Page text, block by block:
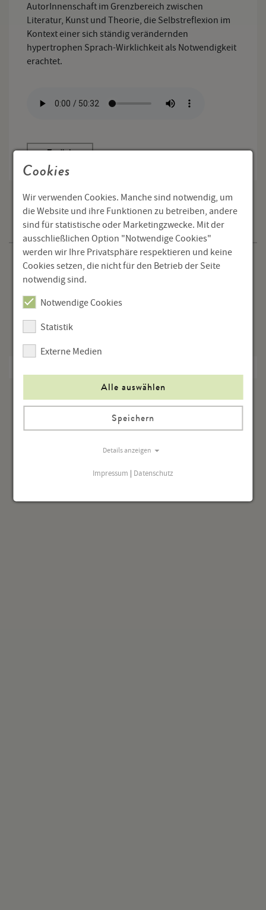
AutorInnenschaft im Grenzbereich zwischen
Literatur, Kunst und Theorie, die Selbstreflexion im
Kontext einer sich ständig verändernden
hypertrophen Sprach-Wirklichkeit als Notwendigkeit
erachtet.
Programm
Veranstaltungen
Ausstellungen
Home Viewing
Kafkas letzte Tage - Podcast
Cookies
Wir verwenden Cookies. Manche sind notwendig, um
die Website und ihre Funktionen zu betreiben, andere
sind für statistische oder Marketingzwecke. Mit der
ausschließlichen Option "Notwendige Cookies"
werden wir Ihre Privatsphäre respektieren und keine
Cookies setzen, die nicht für den Betrieb der Seite
notwendig sind.
Notwendige Cookies
Statistik
Externe Medien
Alle auswählen
Speichern
Details anzeigen
Impressum | Datenschutz